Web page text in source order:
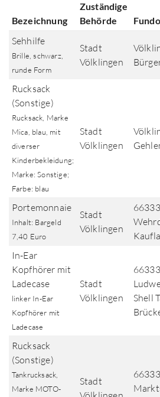
Bezeichnung
Zuständige
Behörde
Sehhilfe
Brille, schwarz,
runde Form
Stadt
Völklingen
Rucksack
(Sonstige)
Rucksack, Marke
Mica, blau, mit
diverser
Kinderbekleidung;
Marke: Sonstige;
Farbe: blau
Stadt
Völklingen
Portemonnaie
Inhalt: Bargeld
7,40 Euro
Stadt
Völklingen
In-Ear
Kopfhörer mit
Ladecase
linker In-Ear
Kopfhörer mit
Ladecase
Stadt
Völklingen
Shell
Rucksack
(Sonstige)
Tankrucksack,
Marke MOTO-
Stadt